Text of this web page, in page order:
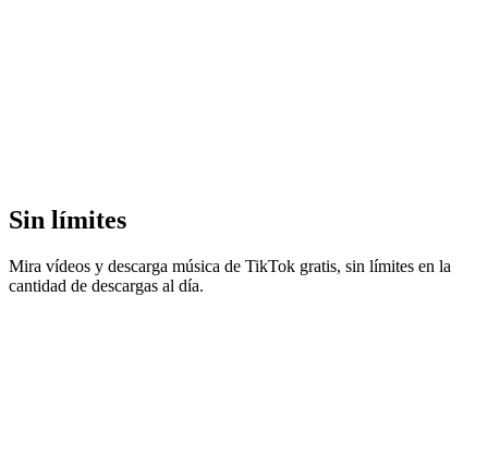
Sin límites
Mira vídeos y descarga música de TikTok gratis, sin límites en la
cantidad de descargas al día.